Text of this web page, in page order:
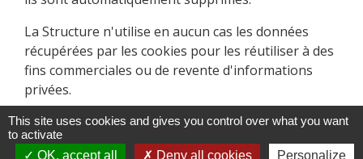
La Structure n'utilise en aucun cas les données
récupérées par les cookies pour les réutiliser à des
fins commerciales ou de revente d'informations
privées.
Vous pouvez choisir de désactiver les cookies dans
votre navigateur en vous basant sur les
This site uses cookies and gives you control over what you want
to activate
OK, accept all
Deny all cookies Personalize